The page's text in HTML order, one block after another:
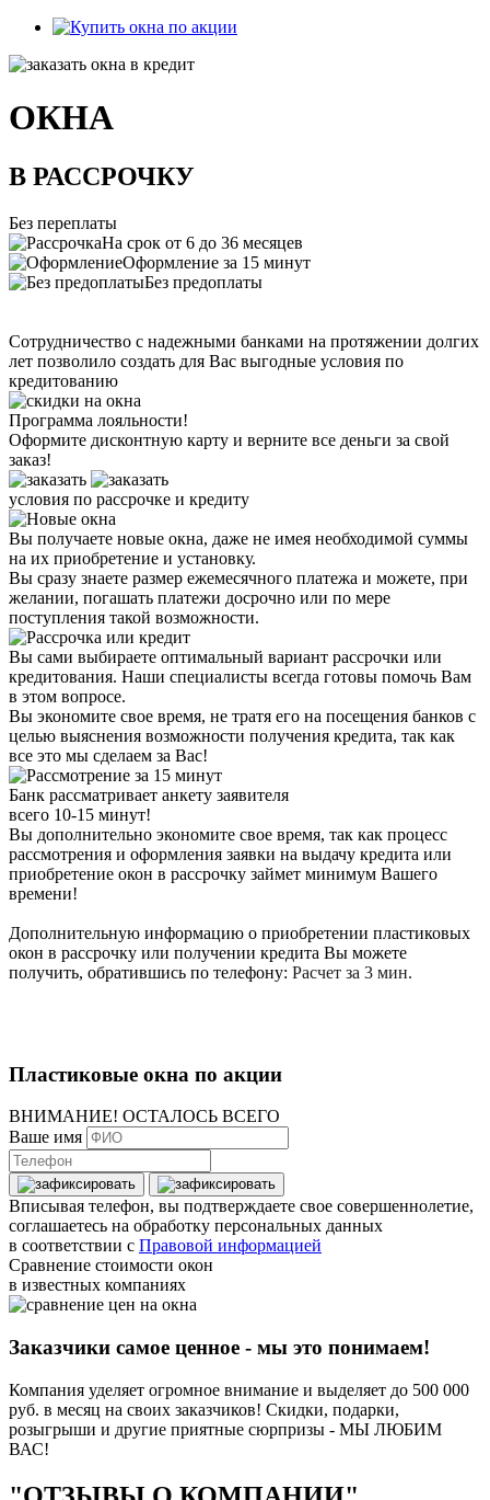
ОКНА
В РАССРОЧКУ
Без переплаты
На срок от 6 до 36 месяцев
Оформление за 15 минут
Без предоплаты
Сотрудничество с надежными банками на протяжении долгих
лет позволило создать для Вас выгодные условия по
кредитованию
Программа лояльности!
Оформите дисконтную карту и верните все деньги за свой
заказ!
условия по рассрочке и кредиту
Вы получаете новые окна, даже не имея необходимой суммы
на их приобретение и установку.
Вы сразу знаете размер ежемесячного платежа и можете, при
желании, погашать платежи досрочно или по мере
поступления такой возможности.
Вы сами выбираете оптимальный вариант рассрочки или
кредитования. Наши специалисты всегда готовы помочь Вам
в этом вопросе.
Вы экономите свое время, не тратя его на посещения банков с
целью выяснения возможности получения кредита, так как
все это мы сделаем за Вас!
Банк рассматривает анкету заявителя
всего 10-15 минут!
Вы дополнительно экономите свое время, так как процесс
рассмотрения и оформления заявки на выдачу кредита или
приобретение окон в рассрочку займет минимум Вашего
времени!
Дополнительную информацию о приобретении пластиковых
окон в рассрочку или получении кредита Вы можете
получить, обратившись по телефону: Расчет за 3 мин.
Пластиковые окна по акции
ВНИМАНИЕ! ОСТАЛОСЬ ВСЕГО
Ваше имя
Вписывая телефон, вы подтверждаете свое совершеннолетие,
соглашаетесь на обработку персональных данных
в соответствии с Правовой информацией
Сравнение стоимости окон
в известных компаниях
Заказчики самое ценное - мы это понимаем!
Компания уделяет огромное внимание и выделяет до 500 000
руб. в месяц на своих заказчиков! Скидки, подарки,
розыгрыши и другие приятные сюрпризы - МЫ ЛЮБИМ
ВАС!